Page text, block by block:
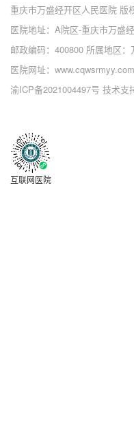
重庆市万盛经开区人民医院 版
医院地址：A院区-重庆市万盛
邮政编码：400800 所属地区
医院网址：www.cqwsrmyy.com
渝ICP备2021004497号 技术支
互联网医院